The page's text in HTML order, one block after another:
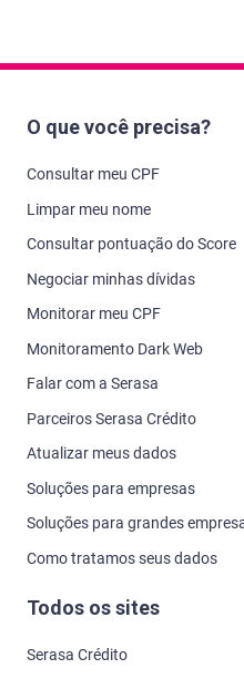
O que você precisa?
Consultar meu CPF
Limpar meu nome
Consultar pontuação do Score
Negociar minhas dívidas
Monitorar meu CPF
Monitoramento Dark Web
Falar com a Serasa
Parceiros Serasa Crédito
Atualizar meus dados
Soluções para empresas
Soluções para grandes
Como tratamos seus dados
Todos os sites
Serasa Crédito